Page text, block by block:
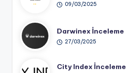
09/03/2025
Darwinex İnceleme
27/03/2025
City Index İnceleme